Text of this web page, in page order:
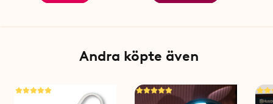
Andra köpte även